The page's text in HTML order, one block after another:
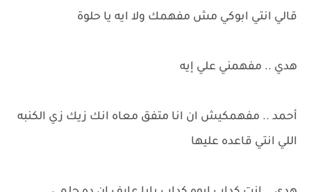
قالي انتي ابوكي مش مفهمك ولا ايه يا حلوة
هدي .. مفهمني علي إيه
أحمد .. مفهمكيش ان انا متفق معاه انك زيك زي الكنبه
اللي انتي قاعده عليها